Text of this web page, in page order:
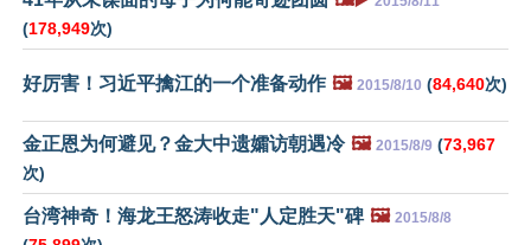
(178,949次)
好厉害！习近平擒江的一个准备动作 🖼️ 2015/8/10 (84,640次)
金正恩为何避见？金大中遗孀访朝遇冷 🖼️ 2015/8/9 (73,967
次)
台湾神奇！海龙王怒涛收走"人定胜天"碑 🖼️ 2015/8/8